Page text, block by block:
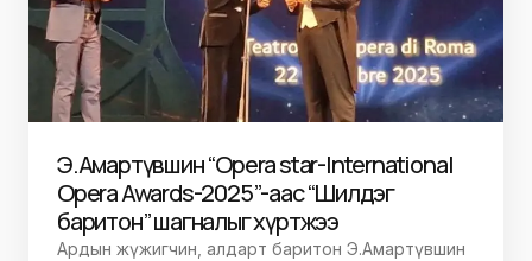
Э.Амартүвшин “Opera star-International
Opera Awards-2025”-аас “Шилдэг
баритон” шагналыг хүртжээ
Ардын жүжигчин, алдарт баритон Э.Амартүвшин